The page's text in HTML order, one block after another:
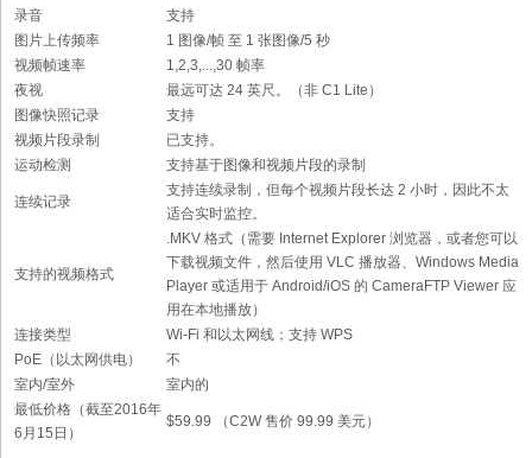
录音
支持
图片上传频率
1 图像/帧 至 1 张图像/5 秒
视频帧速率
1,2,3,...,30 帧率
夜视
最远可达 24 英尺。（非 C1 Lite）
图像快照记录
支持
视频片段录制
已支持。
运动检测
支持基于图像和视频片段的录制
连续记录
支持连续录制，但每个视频片段长达 2 小时，因此不太
适合实时监控。
支持的视频格式
.MKV 格式（需要 Internet Explorer 浏览器，或者您可以
下载视频文件，然后使用 VLC 播放器、Windows Media
Player 或适用于 Android/iOS 的 CameraFTP Viewer 应
用在本地播放）
连接类型
Wi-Fi 和以太网线；支持 WPS
PoE（以太网供电）
不
室内/室外
室内的
最低价格（截至2016年
6月15日）
$59.99 （C2W 售价 99.99 美元）